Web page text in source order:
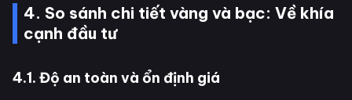
4. So sánh chi tiết vàng và bạc: Về khía
cạnh đầu tư
4.1. Độ an toàn và ổn định giá